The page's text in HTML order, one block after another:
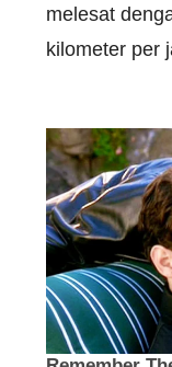
melesat
kilometer per